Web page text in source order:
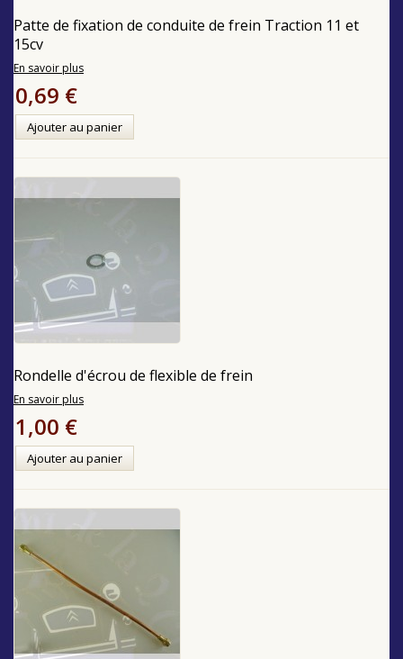
Patte de fixation de conduite de frein Traction 11 et
15cv
En savoir plus
0,69 €
Ajouter au panier
Rondelle d'écrou de flexible de frein
En savoir plus
1,00 €
Ajouter au panier